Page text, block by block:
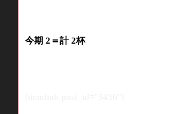
今期 2 ＝計2杯